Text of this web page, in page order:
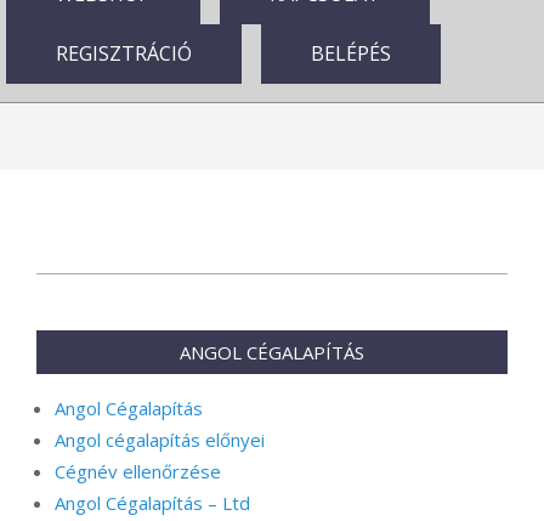
REGISZTRÁCIÓ BELÉPÉS
ANGOL CÉGALAPÍTÁS
Angol Cégalapítás
Angol cégalapítás előnyei
Cégnév ellenőrzése
Angol Cégalapítás – Ltd